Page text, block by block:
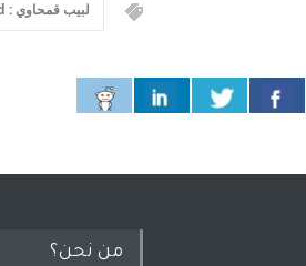
لبيب قمحاوي : featured
من نحن؟